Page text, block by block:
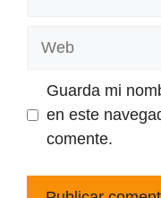
Guarda mi
en este
comente.